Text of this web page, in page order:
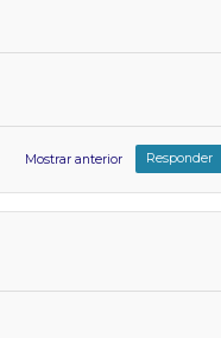
Mostrar anterior Responder